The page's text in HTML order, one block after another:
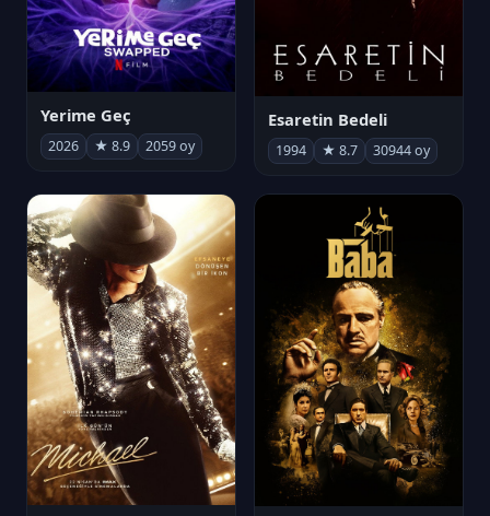
Yerime Geç
2026 ★ 8.9 2059 oy
Esaretin Bedeli
1994 ★ 8.7 30944 oy